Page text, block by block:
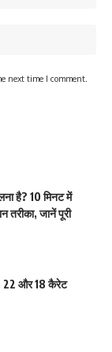
next time I comment.
है? 10 मिनट में
जानें पूरी
22 और 18 कैरेट